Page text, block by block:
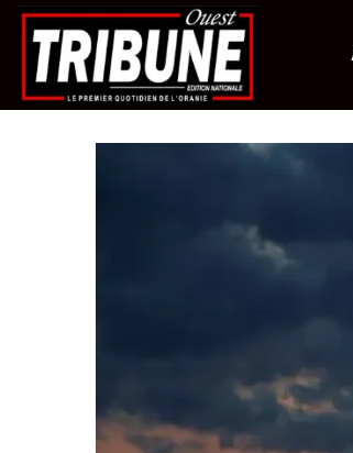
Infos en Direct: Protection de la ville sainte